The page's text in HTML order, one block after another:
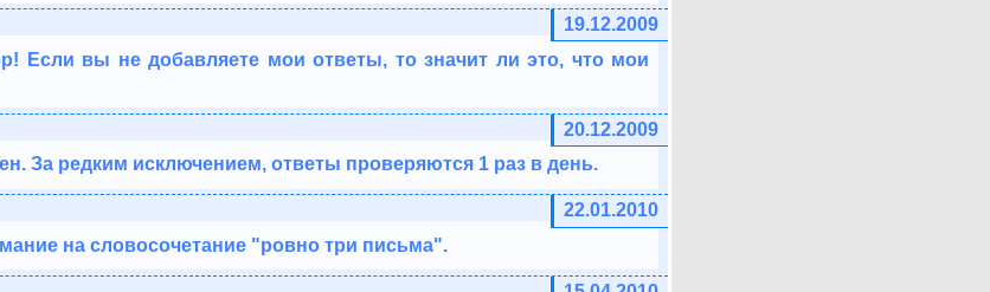
19.12.2009
Если вы не добавляете мои ответы, то значит ли это, что мои
20.12.2009
За редким исключением, ответы проверяются 1 раз в день.
22.01.2010
на словосочетание "ровно три письма".